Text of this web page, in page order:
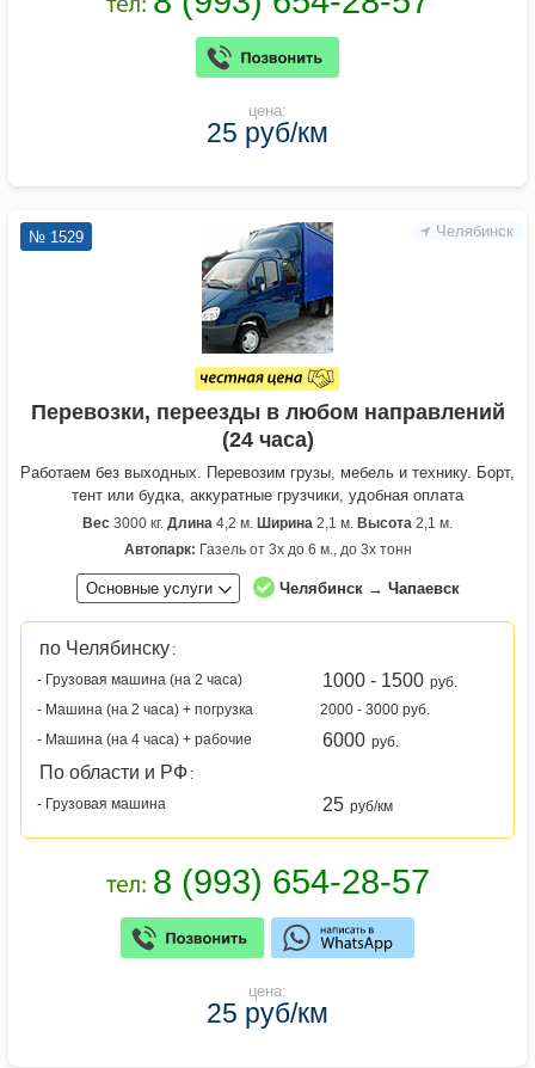
цена:
25 руб/км
Челябинск
№ 1529
Перевозки, переезды в любом направлений
(24 часа)
Работаем без выходных. Перевозим грузы, мебель и технику. Борт,
тент или будка, аккуратные грузчики, удобная оплата
Вес 3000 кг. Длина 4,2 м. Ширина 2,1 м. Высота 2,1 м.
Автопарк: Газель от 3х до 6 м., до 3х тонн
Основные услуги Челябинск → Чапаевск
по Челябинску :
- Грузовая машина (на 2 часа)
1000 - 1500 руб.
- Машина (на 2 часа) + погрузка
2000 - 3000 руб.
- Машина (на 4 часа) + рабочие
6000 руб.
По области и РФ :
- Грузовая машина
25 руб/км
цена:
25 руб/км